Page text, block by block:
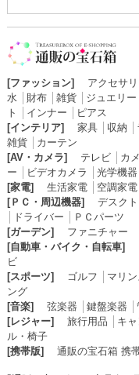
[ファッション] アクセサ
水
財布│ 雑貨│ ジュエリー
ト
インナー
ピアス
[インテリア]
家具│ 収納
雑貨│ カーテン
[AV・カメラ]
テレビ│ カ
ー
ビデオカメラ
光学機器
[家電]
生活家電│ 空調家電
[ＰＣ・周辺機器]
デスク
ドライバー
ＰＣパーツ
[ガーデン]
ファニチャー
[自動車・バイク・自転車]
ビ
[スポーツ]
ゴルフ マリ
ング
[音楽]
弦楽器 鍵盤楽器
[レジャー]
旅行用品 キ
ル・椅子
[携帯版]
通販の宝石箱 携